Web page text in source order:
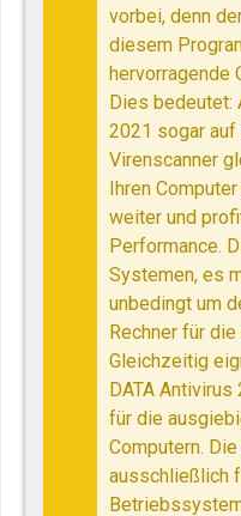
vorbei, denn
diesem
hervorragende
Dies bedeutet:
2021 sogar
Virenscanner
Ihren
weiter und
Performance.
Systemen, es
unbedingt um
Rechner für
Gleichzeitig
DATA
für die
Computern.
ausschließlich